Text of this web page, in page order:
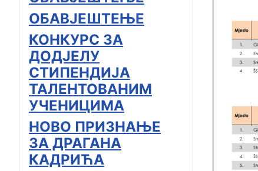
ОБАВЈЕШТЕЊЕ
КОНКУРС ЗА
ДОДЈЕЛУ
СТИПЕНДИЈА
ТАЛЕНТОВАНИМ
УЧЕНИЦИМА
НОВО ПРИЗНАЊЕ
ЗА ДРАГАНА
КАДРИЋА